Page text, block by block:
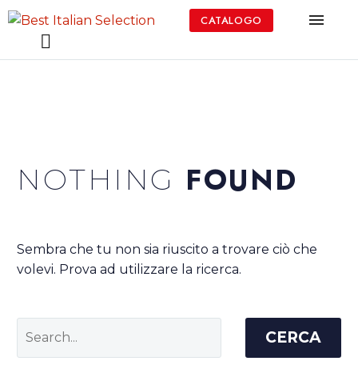
CATALOGO
NOTHING FOUND
Sembra che tu non sia riuscito a trovare ciò che
volevi. Prova ad utilizzare la ricerca.
CERCA